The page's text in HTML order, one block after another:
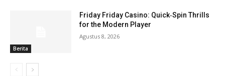
Berita
Friday Friday Casino: Quick‑Spin Thrills
for the Modern Player
Agustus 8, 2026